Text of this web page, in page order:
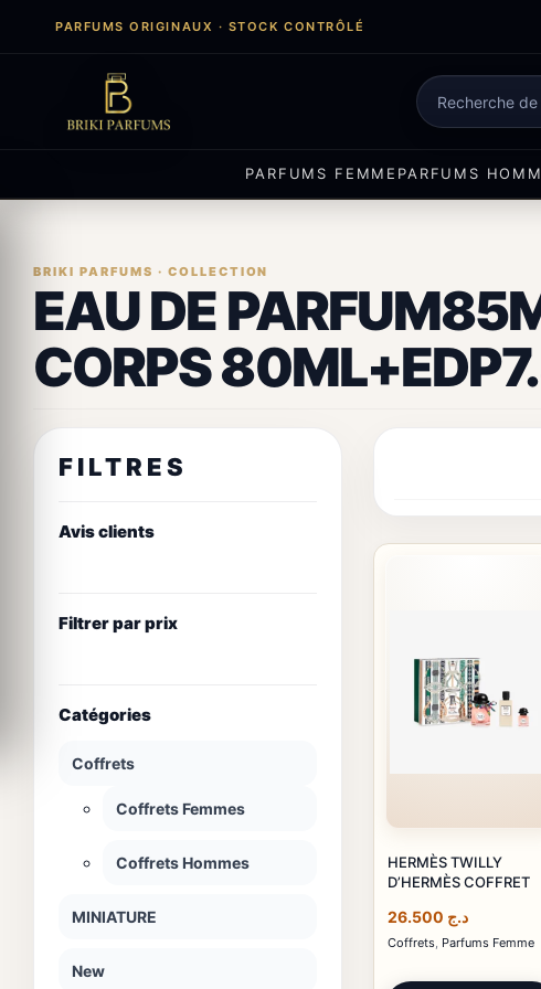
PARFUMS ORIGINAUX · STOCK CONTRÔLÉ
Recherche
de
produits
PARFUMS FEMME PARFUMS
EAU DE
CORPS
FILTRES
Avis clients
Filtrer par prix
Catégories
Coffrets
Coffrets Femmes
Coffrets Hommes
MINIATURE
New
HERMÈS TWILLY
D’HERMÈS COFFRET
د.ج
Coffrets, Parfums Femme